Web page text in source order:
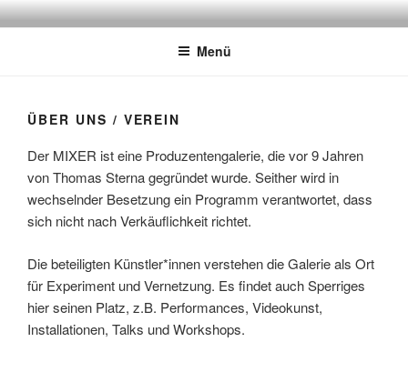
Zum
InhaltDER MIXER
Frankfurt
Menü
ÜBER UNS / VEREIN
Der MIXER ist eine Produzentengalerie, die vor 9 Jahren
von Thomas Sterna gegründet wurde. Seither wird in
wechselnder Besetzung ein Programm verantwortet, dass
sich nicht nach Verkäuflichkeit richtet.
Die beteiligten Künstler*innen verstehen die Galerie als Ort
für Experiment und Vernetzung. Es findet auch Sperriges
hier seinen Platz, z.B. Performances, Videokunst,
Installationen, Talks und Workshops.